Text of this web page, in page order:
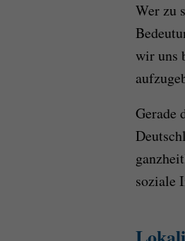
Wer zu
wir uns
Gerade
soziale